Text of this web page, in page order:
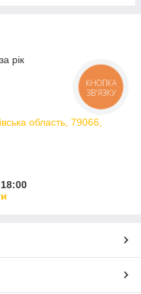
рік
область, 79066,
КНОПКА
ЗВ'ЯЗКУ